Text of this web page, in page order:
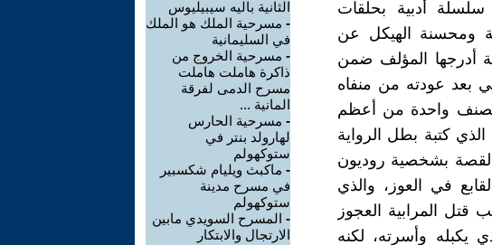
عام 1866 على شكل سلسلة أدبية بحلقات
ومحسنة الهيكل عن
أدرجها المؤلف ضمن
بعد عودته من منفاه
تصنف واحدة من أعظم
الذي كتبة بطل الرواية
القصة بشخصية روديون
في العوز، والذي
المرابية العجوز
يكبله وأسرته، لكنه
الثانية باليه سيبيليوس
- مسرحية الملك هو الملك
في السليمانية
- مسرحية الخروج من
ذاكرة هاملت هاملت
مسرح الدمى لفرقة
المانية ...
- مسرحية الحارس
لهارولد بنتر في
ستوكهولم
- ماكبث ويليام شكسبير
في مسرح مدينة
ستوكهولم
- المسرح السويدي مابين
الارتجال والابتكار